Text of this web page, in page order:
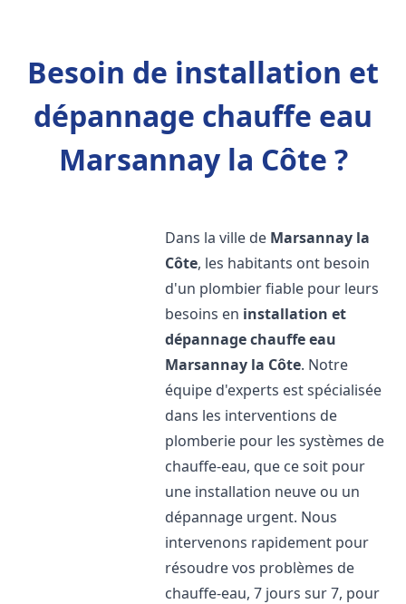
Besoin de installation et
dépannage chauffe eau
Marsannay la Côte ?
Dans la ville de Marsannay la
Côte, les habitants ont besoin
d'un plombier fiable pour leurs
besoins en installation et
dépannage chauffe eau
Marsannay la Côte. Notre
équipe d'experts est spécialisée
dans les interventions de
plomberie pour les systèmes de
chauffe-eau, que ce soit pour
une installation neuve ou un
dépannage urgent. Nous
intervenons rapidement pour
résoudre vos problèmes de
chauffe-eau, 7 jours sur 7, pour